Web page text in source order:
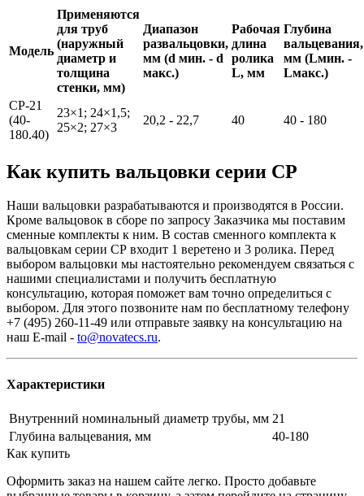
Модель
Применяются
для труб
(наружный
диаметр и
толщина
стенки, мм)
Диапазон
развальцовки,
мм (d мин. - d
макс.)
Рабочая
длина
ролика
L, мм
Глубина
вальцевания,
мм (Lмин. -
Lмакс.)
СР-21
(40-
180.40)
23×1; 24×1,5;
25×2; 27×3
20,2 - 22,7 40 40 - 180
Как купить вальцовки серии СР
Наши вальцовки разрабатываются и производятся в России.
Кроме вальцовок в сборе по запросу Заказчика мы поставим
сменные комплекты к ним. В состав сменного комплекта к
вальцовкам серии СР входит 1 веретено и 3 ролика. Перед
выбором вальцовки мы настоятельно рекомендуем связаться с
нашими специалистами и получить бесплатную
консультацию, которая поможет вам точно определиться с
выбором. Для этого позвоните нам по бесплатному телефону
+7 (495) 260-11-49 или отправьте заявку на консультацию на
наш E-mail - to@novatecs.ru.
Характеристики
Внутренний номинальный диаметр трубы, мм 21
Глубина вальцевания, мм
40-180
Как купить
Оформить заказ на нашем сайте легко. Просто добавьте